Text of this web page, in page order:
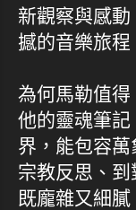
新觀察與感
撼的音樂旅程
為何馬勒值
他的靈魂筆
界，能包容萬
宗教反思、到
既龐雜又細